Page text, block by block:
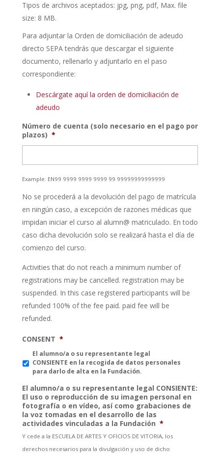
Tipos de archivos aceptados: jpg, png, pdf, Max. file
size: 8 MB.
Para adjuntar la Orden de domiciliación de adeudo
directo SEPA tendrás que descargar el siguiente
documento, rellenarlo y adjuntarlo en el paso
correspondiente:
Descárgate aquí la orden de domiciliación de
adeudo
Número de cuenta (solo necesario en el pago por
plazos) *
Example: EN99 9999 9999 9999 99 99999999999999
No se procederá a la devolución del pago de matrícula
en ningún caso, a excepción de razones médicas que
impidan iniciar el curso al alumn@ matriculado. En todo
caso dicha devolución solo se realizará hasta el día de
comienzo del curso.
Activities that do not reach a minimum number of
registrations may be cancelled. registration may be
suspended. In this case registered participants will be
refunded 100% of the fee paid. paid fee will be
refunded.
CONSENT *
El alumno/a o su representante legal
CONSIENTE en la recogida de datos personales
para darlo de alta en la Fundación.
El alumno/a o su representante legal CONSIENTE:
El uso o reproducción de su imagen personal en
fotografía o en vídeo, así como grabaciones de
la voz tomadas en el desarrollo de las
actividades vinculadas a la Fundación *
Y cede a la ESCUELA DE ARTES Y OFICIOS DE VITORIA, los
derechos necesarios para la divulgación y uso de dicho